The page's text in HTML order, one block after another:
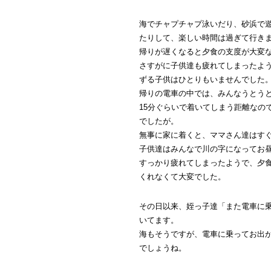
海でチャプチャプ泳いだり、砂浜で
たりして、楽しい時間は過ぎて行き
帰りが遅くなると夕食の支度が大変
さすがに子供達も疲れてしまったよ
ずる子供はひとりもいませんでした
帰りの電車の中では、みんなうとう
15分ぐらいで着いてしまう距離なの
でしたが。
無事に家に着くと、ママさん達はす
子供達はみんなで川の字になってお
すっかり疲れてしまったようで、夕
くれなくて大変でした。
その日以来、姪っ子達「また電車に
いてます。
海もそうですが、電車に乗ってお出
でしょうね。